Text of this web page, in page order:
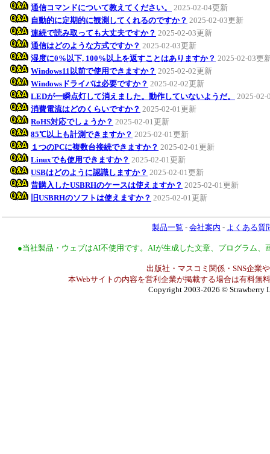
通信コマンドについて教えてください。
2025-02-04更新
自動的に定期的に観測してくれるのですか？ 2025-02-03更新
連続で読み取っても大丈夫ですか？ 2025-02-03更新
通信はどのような方式ですか？ 2025-02-03更新
湿度に0%以下, 100%以上を返すことはありますか？ 2025-02-03更
Windows11以前で使用できますか？ 2025-02-02更新
Windowsドライバは必要ですか？ 2025-02-02更新
LEDが一瞬点灯して消えました。動作していないようだ。
2025-02-
消費電流はどのくらいですか？ 2025-02-01更新
RoHS対応でしょうか？ 2025-02-01更新
85℃以上も計測できますか？ 2025-02-01更新
１つのPCに複数台接続できますか？ 2025-02-01更新
Linuxでも使用できますか？ 2025-02-01更新
USBはどのように認識しますか？ 2025-02-01更新
昔購入したUSBRHのケースは使えますか？ 2025-02-01更新
旧USBRHのソフトは使えますか？ 2025-02-01更新
製品一覧 - 会社案内 - よくある質
●当社製品・ウェブはAI不使用です。AIが生成した文章、プログラム
出版社・マスコミ関係・SNS企業
本Webサイトの内容を営利企業が掲載する場合は有料無
Copyright 2003-2026 © Strawberry